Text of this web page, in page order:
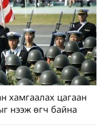
​​​​хамгаалах цагаан
нээж өгч байна